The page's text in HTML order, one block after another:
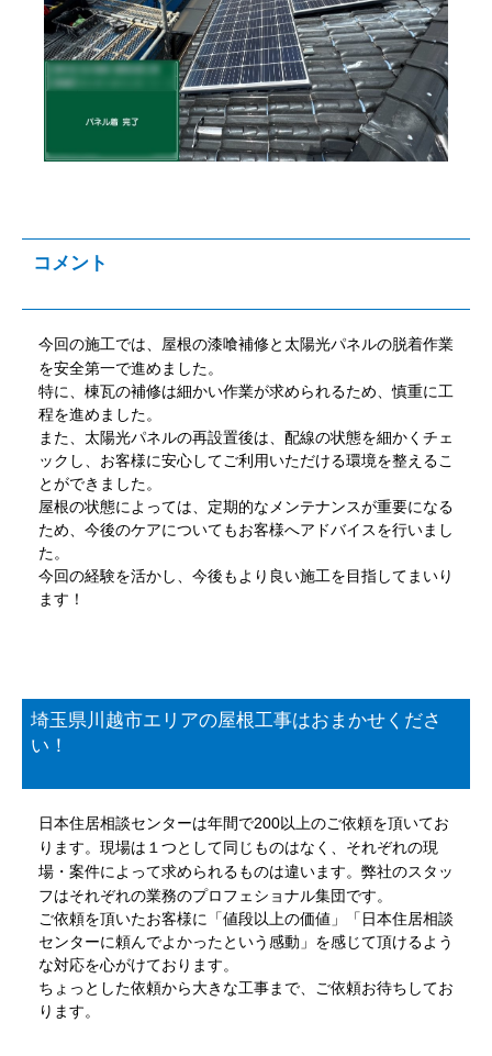
コメント
今回の施工では、屋根の漆喰補修と太陽光パネルの脱着作業
を安全第一で進めました。
特に、棟瓦の補修は細かい作業が求められるため、慎重に工
程を進めました。
また、太陽光パネルの再設置後は、配線の状態を細かくチェ
ックし、お客様に安心してご利用いただける環境を整えるこ
とができました。
屋根の状態によっては、定期的なメンテナンスが重要になる
ため、今後のケアについてもお客様へアドバイスを行いまし
た。
今回の経験を活かし、今後もより良い施工を目指してまいり
ます！
埼玉県川越市エリアの屋根工事はおまかせくださ
い！
日本住居相談センターは年間で200以上のご依頼を頂いてお
ります。現場は１つとして同じものはなく、それぞれの現
場・案件によって求められるものは違います。弊社のスタッ
フはそれぞれの業務のプロフェショナル集団です。
ご依頼を頂いたお客様に「値段以上の価値」「日本住居相談
センターに頼んでよかったという感動」を感じて頂けるよう
な対応を心がけております。
ちょっとした依頼から大きな工事まで、ご依頼お待ちしてお
ります。